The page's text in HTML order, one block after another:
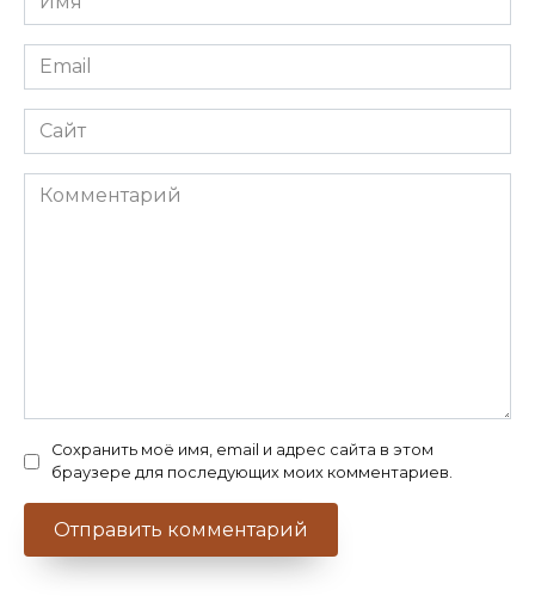
*
Email
*
Сайт
Комментарий
Сохранить моё имя, email и адрес сайта в этом
браузере для последующих моих комментариев.